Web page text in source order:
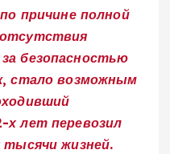
причине полной
безопасностью
стало возможным
лет перевозил
тысячи жизней.